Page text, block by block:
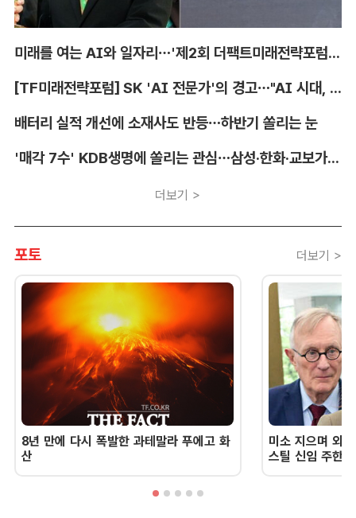
미래를 여는 AI와 일자리…'제2회 더팩트미래전략포럼' 참가 신청
[TF미래전략포럼] SK 'AI 전문가'의 경고…"AI 시대, 인재 격차 더 커진다"
배터리 실적 개선에 소재사도 반등…하반기 쏠리는 눈
'매각 7수' KDB생명에 쏠리는 관심…삼성·한화·교보가 주목하는 이유
더보기 >
포토 더보기 >
8년 만에 다시 폭발한 과테말라 푸에고 화
산
미소 지으며 외
스틸 신임 주한